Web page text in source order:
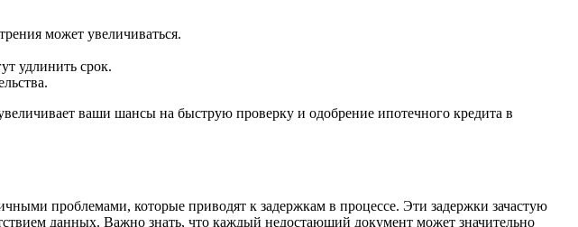
может увеличиваться.
удлинить срок.
ваши шансы на быструю проверку и одобрение ипотечного кредита в
проблемами, которые приводят к задержкам в процессе. Эти задержки зачастую
данных. Важно знать, что каждый недостающий документ может значительно